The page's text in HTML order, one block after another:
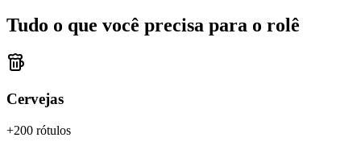
Tudo o que você precisa para o rolê
Cervejas
+200 rótulos